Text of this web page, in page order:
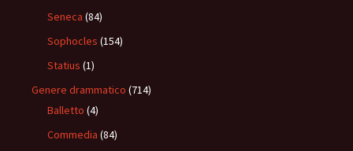
Seneca (84)
Sophocles (154)
Statius (1)
Genere drammatico (714)
Balletto (4)
Commedia (84)